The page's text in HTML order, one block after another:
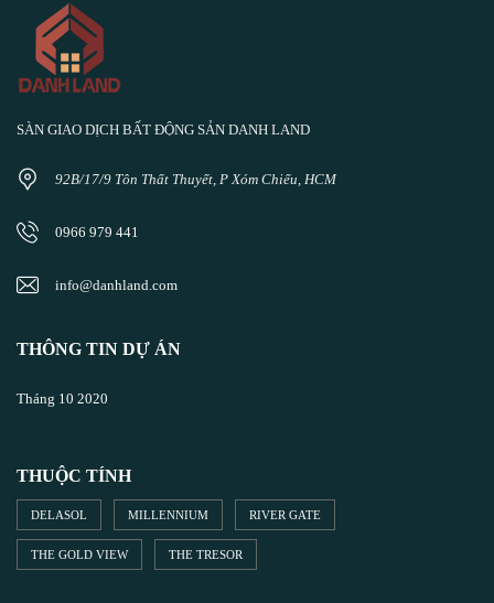
SÀN GIAO DỊCH BẤT ĐỘNG SẢN DANH LAND
92B/17/9 Tôn Thất Thuyết, P Xóm Chiếu, HCM
0966 979 441
info@danhland.com
THÔNG TIN DỰ ÁN
Tháng 10 2020
THUỘC TÍNH
DELASOL MILLENNIUM RIVER GATE
THE GOLD VIEW THE TRESOR